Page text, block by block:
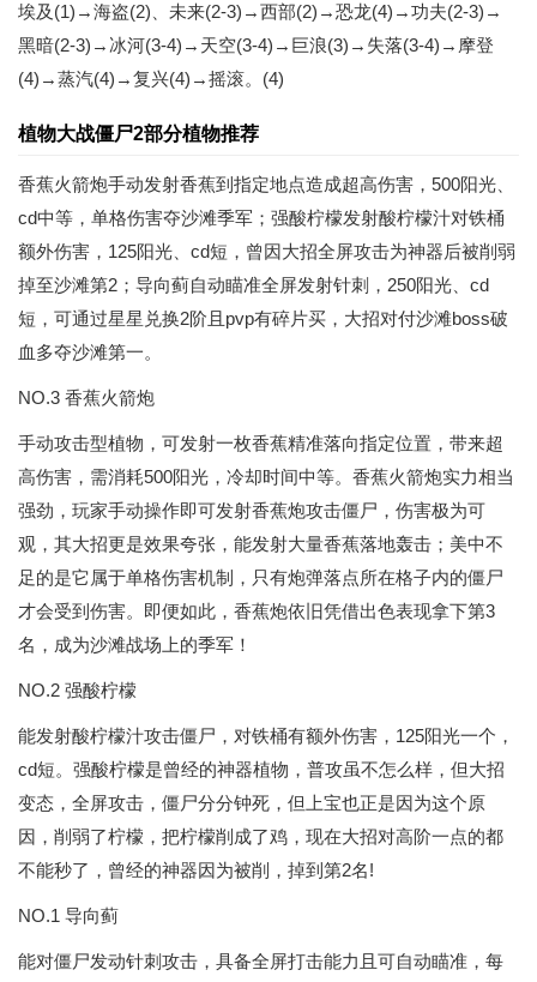
埃及(1)→海盗(2)、未来(2-3)→西部(2)→恐龙(4)→功夫(2-3)→
黑暗(2-3)→冰河(3-4)→天空(3-4)→巨浪(3)→失落(3-4)→摩登
(4)→蒸汽(4)→复兴(4)→摇滚。(4)
植物大战僵尸2部分植物推荐
香蕉火箭炮手动发射香蕉到指定地点造成超高伤害，500阳光、
cd中等，单格伤害夺沙滩季军；强酸柠檬发射酸柠檬汁对铁桶
额外伤害，125阳光、cd短，曾因大招全屏攻击为神器后被削弱
掉至沙滩第2；导向蓟自动瞄准全屏发射针刺，250阳光、cd
短，可通过星星兑换2阶且pvp有碎片买，大招对付沙滩boss破
血多夺沙滩第一。
NO.3 香蕉火箭炮
手动攻击型植物，可发射一枚香蕉精准落向指定位置，带来超
高伤害，需消耗500阳光，冷却时间中等。香蕉火箭炮实力相当
强劲，玩家手动操作即可发射香蕉炮攻击僵尸，伤害极为可
观，其大招更是效果夸张，能发射大量香蕉落地轰击；美中不
足的是它属于单格伤害机制，只有炮弹落点所在格子内的僵尸
才会受到伤害。即便如此，香蕉炮依旧凭借出色表现拿下第3
名，成为沙滩战场上的季军！
NO.2 强酸柠檬
能发射酸柠檬汁攻击僵尸，对铁桶有额外伤害，125阳光一个，
cd短。强酸柠檬是曾经的神器植物，普攻虽不怎么样，但大招
变态，全屏攻击，僵尸分分钟死，但上宝也正是因为这个原
因，削弱了柠檬，把柠檬削成了鸡，现在大招对高阶一点的都
不能秒了，曾经的神器因为被削，掉到第2名!
NO.1 导向蓟
能对僵尸发动针刺攻击，具备全屏打击能力且可自动瞄准，每